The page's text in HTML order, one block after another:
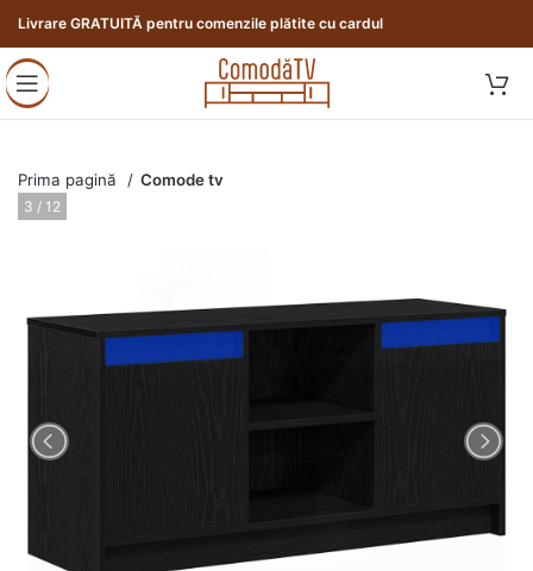
Livrare GRATUITĂ pentru comenzile plătite cu cardul
Prima pagină Comode tv
3 / 12